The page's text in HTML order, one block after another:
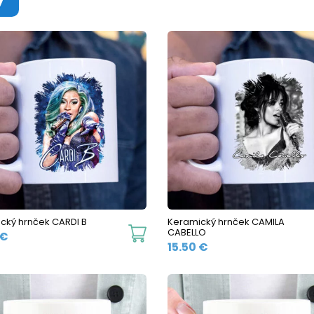
hrnček CARDI B
€
This
product
multiple
Keramický hrnček CAMILA
CABELLO
15.50 €